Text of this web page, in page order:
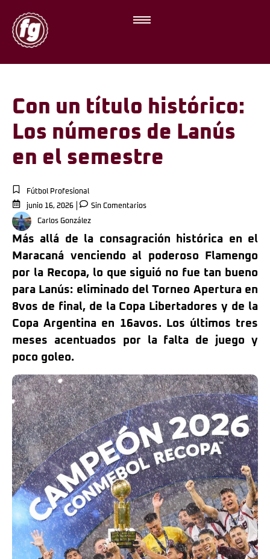
Con un título histórico:
Los números de Lanús
en el semestre
Fútbol Profesional
junio 16, 2026
Sin Comentarios
Carlos González
Más allá de la consagración histórica en el
Maracaná venciendo al poderoso Flamengo
por la Recopa, lo que siguió no fue tan bueno
para Lanús: eliminado del Torneo Apertura en
8vos de final, de la Copa Libertadores y de la
Copa Argentina en 16avos. Los últimos tres
meses acentuados por la falta de juego y
poco goleo.